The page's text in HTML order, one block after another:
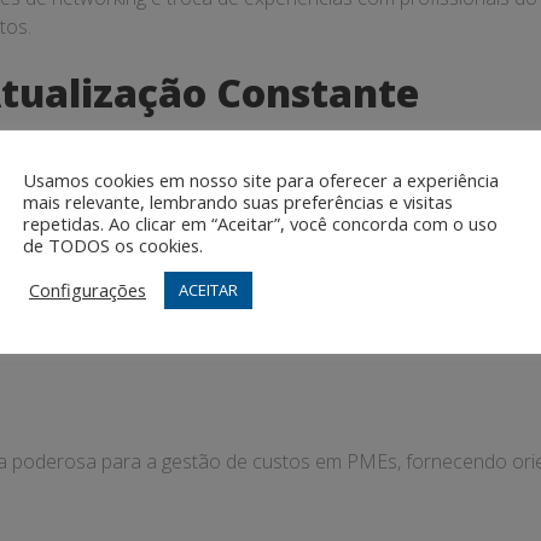
Constante
atualizados sobre as melhores práticas de gestão de
uma Cultura de
de uma cultura organizacional focada na
poderosa para a gestão de custos em PMEs, fornecendo
Usamos cookies em nosso site para oferecer a experiência
mais relevante, lembrando suas preferências e visitas
repetidas. Ao clicar em “Aceitar”, você concorda com o uso
de TODOS os cookies.
Configurações
ACEITAR